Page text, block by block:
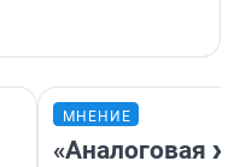
МНЕНИЕ
«Аналоговая